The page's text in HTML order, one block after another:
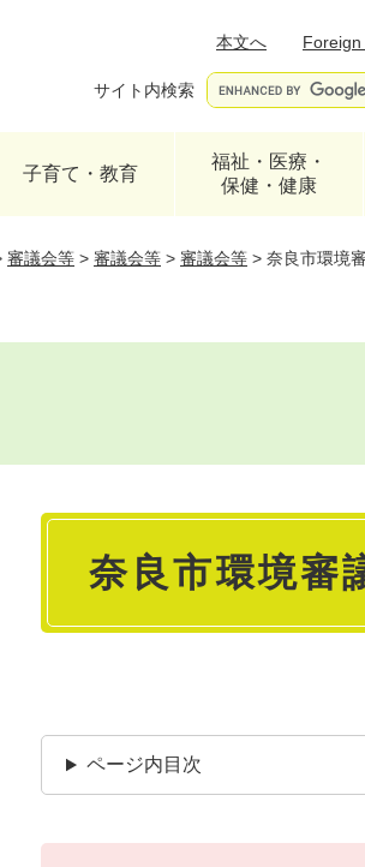
本文へ
サイト内検索
子育て・教育
福祉・医療・
保健・健康
審議会等 > 審議会等 > 審議会等 > 奈良市環境
本
奈良市環境審
ページ内目次